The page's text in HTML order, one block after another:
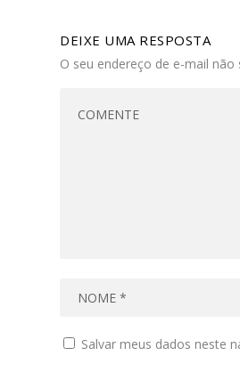
DEIXE UMA RESPOSTA
O seu endereço de e-mail não
Salvar meus dados neste